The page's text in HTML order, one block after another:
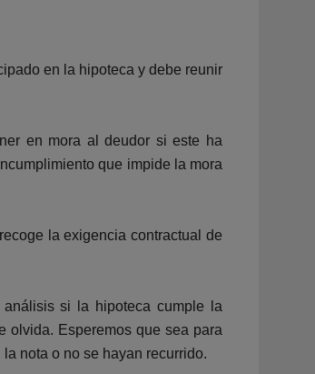
en la hipoteca y debe reunir
en mora al deudor si este ha
que impide la mora
la exigencia contractual de
si la hipoteca cumple la
olvida. Esperemos que sea para
nota o no se hayan recurrido.